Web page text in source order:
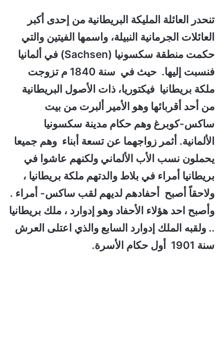
تنحدر العائلة المليكة البريطانية من إحدى أكبر
العائلات الجرمانية النبيلة، واسمها الفيتين والتي
حكمت منطقة سكسونيا (Sachsen) في ألمانيا
فنسبت إليها. حيث في سنة 1840 م تزوجت
ملكة بريطانيا فيكتوريا، ذات الأصول البريطانية
من أحد أقربائها وهو الأمير ألبرت من بيت
ساكس-كوبرغ وهم حكام مدينة سكسونيا
الألمانية. أثمر زواجهما عن تسعة أبناء وهم جميعا
يحملون نسب الأب الألماني ولكنهم عاشوا في
بريطانيا أمراء في بلاط والدتهم ملكة بريطانيا ،
ولاحقاً أصبح أحفادهم لديهم لقب ساكس- أمراء .
وأصبح احد هؤلاء الأحفاد وهو إدوارد ، ملك بريطانيا
.. ولقبه الملك إدوارد السابع والذي اعتلى العرش
سنة 1901 أول حكام الأسرة.